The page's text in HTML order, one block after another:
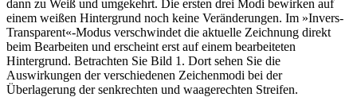
dann zu Weiß und umgekehrt. Die ersten drei Modi bewirken auf
einem weißen Hintergrund noch keine Veränderungen. Im »Invers-
Transparent«-Modus verschwindet die aktuelle Zeichnung direkt
beim Bearbeiten und erscheint erst auf einem bearbeiteten
Hintergrund. Betrachten Sie Bild 1. Dort sehen Sie die
Auswirkungen der verschiedenen Zeichenmodi bei der
Überlagerung der senkrechten und waagerechten Streifen.